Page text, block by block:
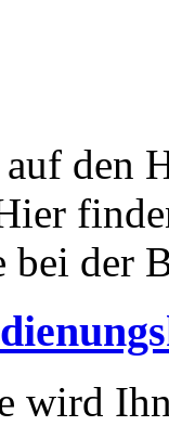
den
der
wird